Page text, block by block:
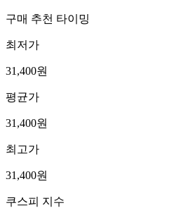
구매 추천 타이밍
최저가
31,400원
평균가
31,400원
최고가
31,400원
쿠스피 지수